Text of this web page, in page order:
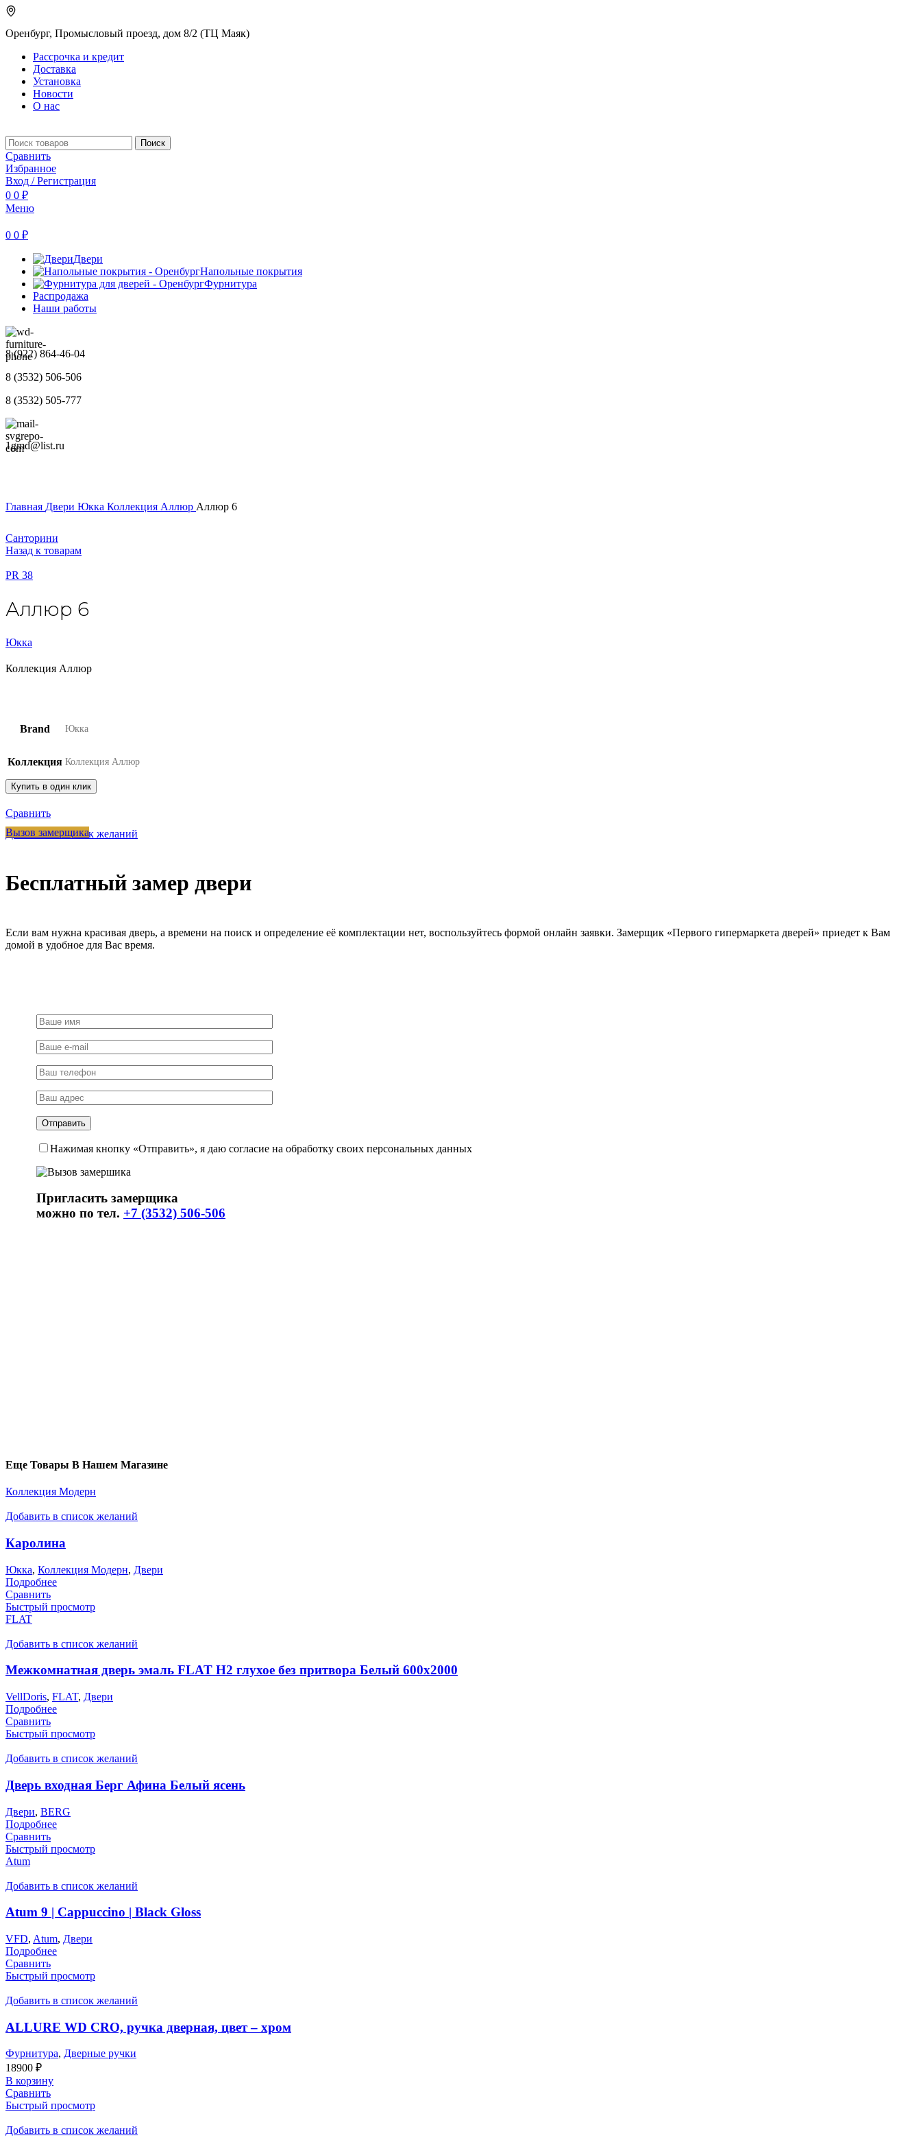
Оренбург, Промысловый проезд, дом 8/2 (ТЦ Маяк)
Рассрочка и кредит
Доставка
Установка
Новости
О нас
Поиск
Сравнить
Избранное
Вход / Регистрация
0 0 ₽
Меню
0 0 ₽
Двери
Напольные покрытия
Фурнитура
Распродажа
Наши работы
8 (922) 864-46-04
8 (3532) 506-506
8 (3532) 505-777
1gmd@list.ru
Главная Двери Юкка Коллекция Аллюр Аллюр 6
Санторини
Назад к товарам
PR 38
Аллюр 6
Юкка
Коллекция Аллюр
Brand Юкка
Коллекция Коллекция Аллюр
Купить в один клик
Сравнить
Добавить в список желаний
Вызов замерщика
Бесплатный замер двери
Если вам нужна красивая дверь, а времени на поиск и определение её комплектации нет, воспользуйтесь формой онлайн заявки. Замерщик «Первого гипермаркета дверей» приедет к Вам
домой в удобное для Вас время.
Нажимая кнопку «Отправить», я даю согласие на обработку своих персональных данных
Пригласить замерщика
можно по тел. +7 (3532) 506-506
Еще Товары В Нашем Магазине
Коллекция Модерн
Добавить в список желаний
Каролина
Юкка, Коллекция Модерн, Двери
Подробнее
Сравнить
Быстрый просмотр
FLAT
Добавить в список желаний
Межкомнатная дверь эмаль FLAT H2 глухое без притвора Белый 600х2000
VellDoris, FLAT, Двери
Подробнее
Сравнить
Быстрый просмотр
Добавить в список желаний
Дверь входная Берг Афина Белый ясень
Двери, BERG
Подробнее
Сравнить
Быстрый просмотр
Atum
Добавить в список желаний
Atum 9 | Cappuccino | Black Gloss
VFD, Atum, Двери
Подробнее
Сравнить
Быстрый просмотр
Добавить в список желаний
ALLURE WD CRO, ручка дверная, цвет – хром
Фурнитура, Дверные ручки
18900 ₽
В корзину
Сравнить
Быстрый просмотр
Добавить в список желаний